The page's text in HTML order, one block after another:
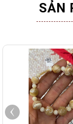
SẢN